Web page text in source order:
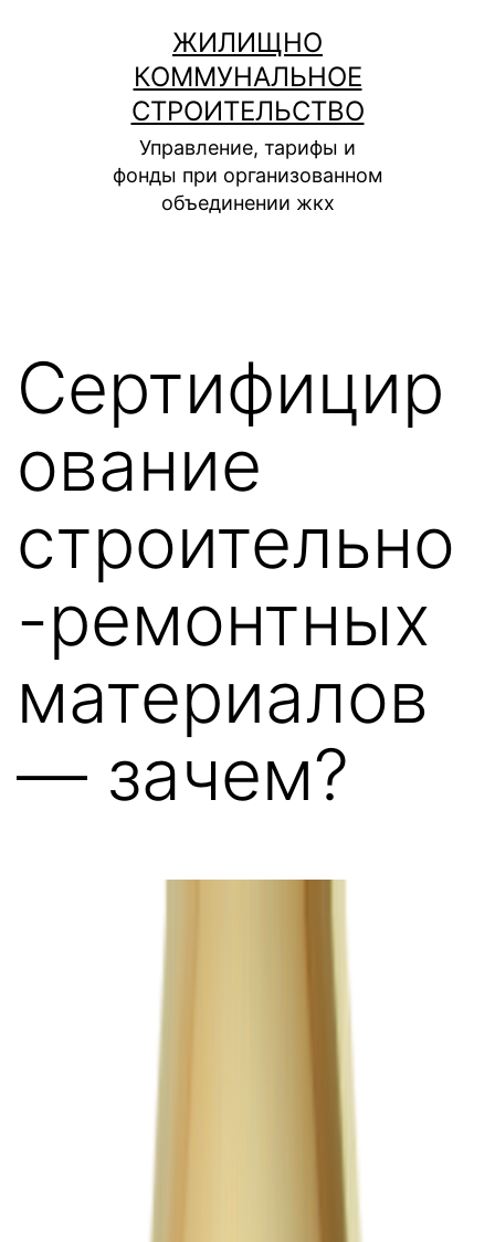
содержимому
ЖИЛИЩНО
КОММУНАЛЬНОЕ
СТРОИТЕЛЬСТВО
Управление, тарифы и
фонды при организованном
объединении жкх
Сертифицир
ование
строительно
-ремонтных
материалов
— зачем?